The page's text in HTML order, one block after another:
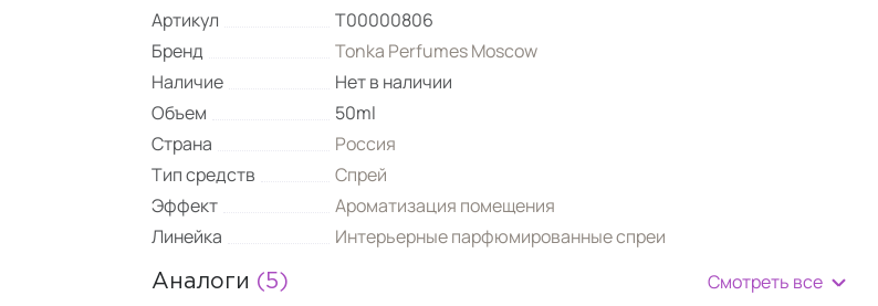
Артикул
Т00000806
Бренд
Tonka Perfumes Moscow
Наличие
Нет в наличии
Объем
50ml
Страна
Россия
Тип средств
Спрей
Эффект
Ароматизация помещения
Линейка
Интерьерные парфюмированные спреи
Аналоги (5) Смотреть все